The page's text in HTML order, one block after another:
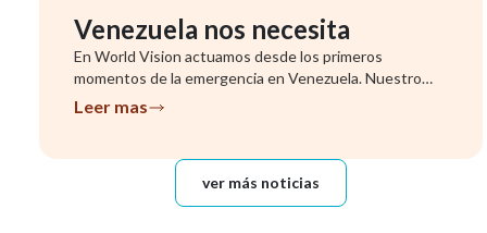
Venezuela nos necesita
En World Vision actuamos desde los primeros
momentos de la emergencia en Venezuela. Nuestro
equipo ya se encuentra evalu...
Leer mas
ver más noticias